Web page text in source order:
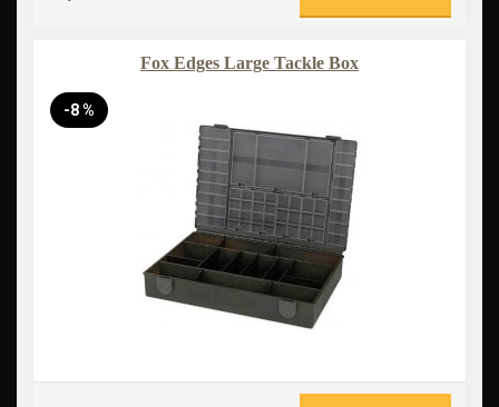
Fox Edges Large Tackle Box
-8 %